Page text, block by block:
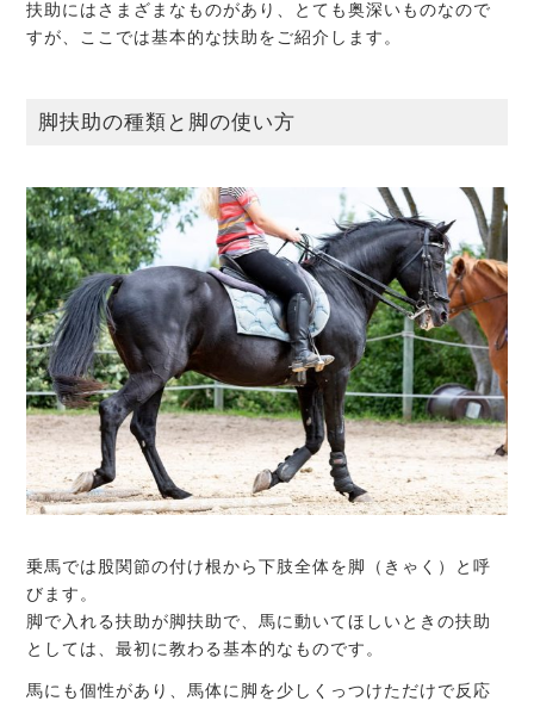
扶助にはさまざまなものがあり、とても奥深いものなので
すが、ここでは基本的な扶助をご紹介します。
脚扶助の種類と脚の使い方
乗馬では股関節の付け根から下肢全体を脚（きゃく）と呼
びます。
脚で入れる扶助が脚扶助で、馬に動いてほしいときの扶助
としては、最初に教わる基本的なものです。
馬にも個性があり、馬体に脚を少しくっつけただけで反応